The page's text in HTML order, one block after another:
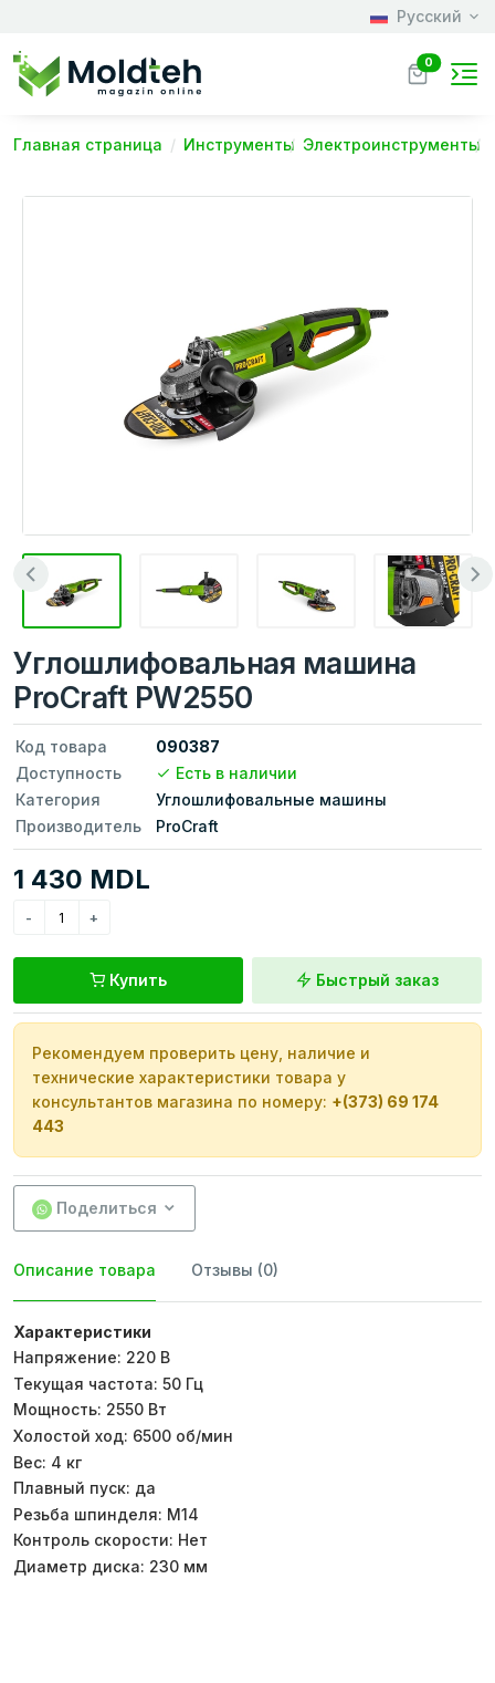
Русский
0
Главная страница Инструменты Электроинструменты
Углошлифовальная машина
ProCraft PW2550
Код товара
090387
Доступность
Есть в наличии
Категория
Углошлифовальные машины
Производитель
ProCraft
1 430 MDL
Купить Быстрый заказ
Рекомендуем проверить цену, наличие и
технические характеристики товара у
консультантов магазина по номеру: +(373) 69 174
443
Поделиться
Описание товара Отзывы (0)
Характеристики
Напряжение: 220 В
Текущая частота: 50 Гц
Мощность: 2550 Вт
Холостой ход: 6500 об/мин
Вес: 4 кг
Плавный пуск: да
Резьба шпинделя: M14
Контроль скорости: Нет
Диаметр диска: 230 мм